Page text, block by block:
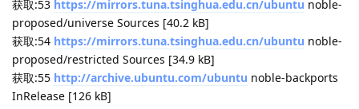
获取:16 https://dl.google.com/linux/chrome/deb
stable/main amd64 Packages [1,212 B]
命中:17
https://ppa.launchpadcontent.net/dotnet/backports/ubunt
unoble InRelease
获取:18https://packages.microsoft.com/ubuntu/22.04/prod